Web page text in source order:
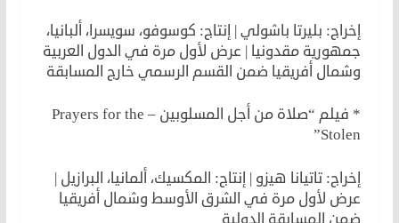
إخراج: بليرتا باشولي | إنتاج: كوسوفو، سويسرا، ألبانيا،
جمهورية مقدونيا | عرض لأول مرة في الدول العربية
وشمال أفريقيا ضمن القسم الرسمي خارج المسابقة
* فيلم “صلاة من أجل المسلوبين – Prayers for the
Stolen”
إخراج: تاتيانا هيزو | إنتاج: المكسيك، ألمانيا، البرازيل |
عرض لأول مرة في الشرق الأوسط وشمال أفريقيا